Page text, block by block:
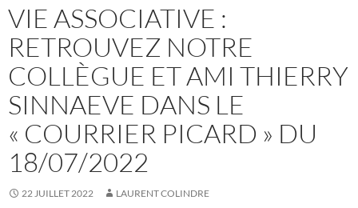
VIE ASSOCIATIVE :
RETROUVEZ NOTRE
COLLÈGUE ET AMI THIERRY
SINNAEVE DANS LE
« COURRIER PICARD » DU
18/07/2022
22 JUILLET 2022 LAURENT COLINDRE